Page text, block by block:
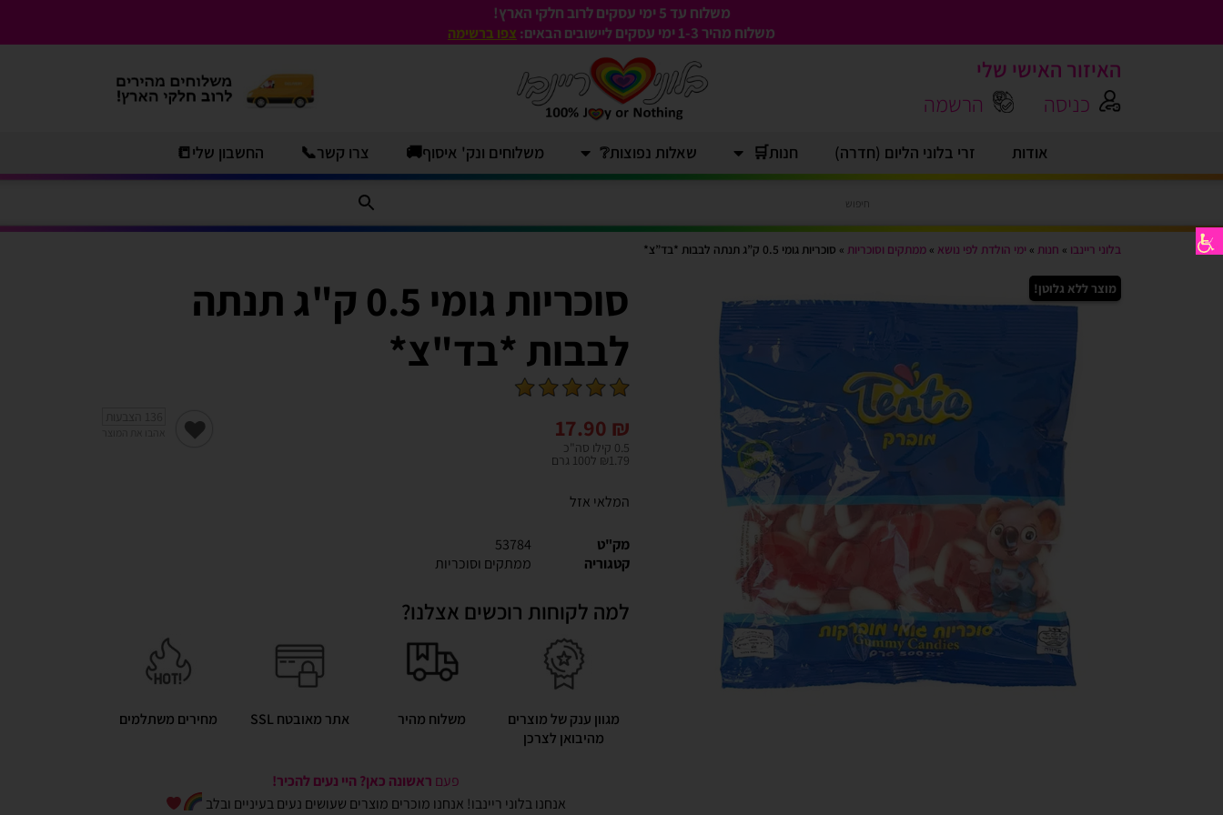
משלוח עד 5 ימי עסקים לרוב חלקי הארץ!
משלוח מהיר 1-3
ימי עסקים ליישובים הבאים: צפו ברשימה
האיזור האישי שלי
כניסה
הרשמה
אודות זרי בלוני הליום (חדרה) חנות🛒 שאלות נפוצות❔ משלוחים ונק' איסוף🚚 צרו קשר📞 החשבון שלי📒
בלוני ריינבו » חנות » ימי הולדת לפי נושא » ממתקים וסוכריות » סוכריות גומי 0.5 ק”ג תנתה לבבות *בד”צ*
מוצר ללא גלוטן!
סוכריות גומי 0.5 ק"ג תנתה
לבבות *בד"צ*
17.90 ₪
0.5 קילו סה"כ
₪1.79 ל100 גרם
המלאי אזל
מק"ט
53784
קטגוריה
ממתקים וסוכריות
למה לקוחות רוכשים אצלנו?
מגוון ענק של מוצרים
מהיבואן לצרכן
משלוח מהיר אתר מאובטח SSL מחירים משתלמים
פעם ראשונה כאן? היי נעים להכיר!
אנחנו בלוני ריינבו! אנחנו מוכרים מוצרים שעושים נעים בעיניים ובלב